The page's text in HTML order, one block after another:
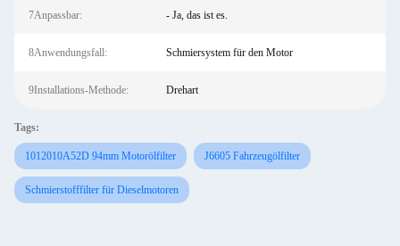
7Anpassbar: - Ja, das ist es.
8Anwendungsfall: Schmiersystem für den Motor
9Installations-Methode: Drehart
Tags:
1012010A52D 94mm Motorölfilter J6605 Fahrzeugölfilter
Schmierstofffilter für Dieselmotoren